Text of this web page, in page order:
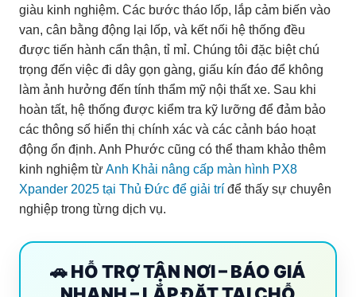
giàu kinh nghiệm. Các bước tháo lốp, lắp cảm biến vào
van, cân bằng động lại lốp, và kết nối hệ thống đều
được tiến hành cẩn thận, tỉ mỉ. Chúng tôi đặc biệt chú
trọng đến việc đi dây gọn gàng, giấu kín đáo để không
làm ảnh hưởng đến tính thẩm mỹ nội thất xe. Sau khi
hoàn tất, hệ thống được kiểm tra kỹ lưỡng để đảm bảo
các thông số hiển thị chính xác và các cảnh báo hoạt
động ổn định. Anh Phước cũng có thể tham khảo thêm
kinh nghiệm từAnh Khải nâng cấp màn hình PX8
Xpander 2025 tại Thủ Đức để giải trí để thấy sự chuyên
nghiệp trong từng dịch vụ.
🚗 HỖ TRỢ TẬN NƠI – BÁO GIÁ